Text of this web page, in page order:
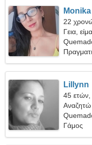
Monika
22
Γεια,
Lillynn
45 ετών,
Αναζητώ
Γάμος